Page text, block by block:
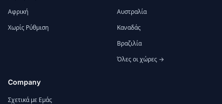
Αφρική
Χωρίς Ρύθμιση
Αυστραλία
Καναδάς
Βραζιλία
Όλες οι χώρες →
Company
Σχετικά με Εμάς